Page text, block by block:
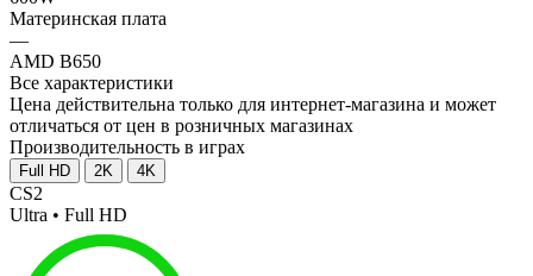
Материнская плата
—
AMD B650
Все характеристики
Цена действительна только для интернет-магазина и может
отличаться от цен в розничных магазинах
Производительность в играх
Full HD 2K 4K
CS2
Ultra • Full HD